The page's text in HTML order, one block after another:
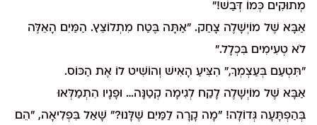
מְתוּקִים כְּמוֹ דְּבַשׁ!"
אַבָּא שֶׁל מוֹיְשָׁלֶה צָחַק. "אַתָּה בֶּטַח מִתְלוֹצֵץ. הַמַּיִם הָאֵלֶּה
לֹא טְעִימִים בִּכְלָל."
"תִּטְעַם בְּעַצְמְךָ," הִצִּיעַ הָאִישׁ וְהוֹשִׁיט לוֹ אֶת הַכּוֹס.
אַבָּא שֶׁל מוֹיְשָׁלֶה לָקַח לְגִימָה קְטַנָּה… וּפָנָיו הִתְמַלְּאוּ
בְּהַפְתָּעָה גְּדוֹלָה! "מָה קָרָה לַמַּיִם שֶׁלָּנוּ?" שָׁאַל בִּפְלִיאָה, "הֵם